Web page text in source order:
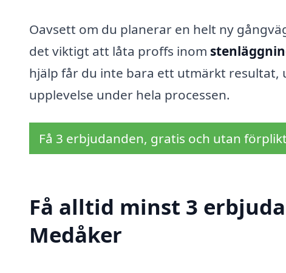
Oavsett om du planerar en helt ny
det viktigt att låta proffs inom
hjälp får du inte bara ett utmärkt resultat,
upplevelse under hela processen.
Få 3 erbjudanden, gratis och utan
Få alltid minst 3
Medåker